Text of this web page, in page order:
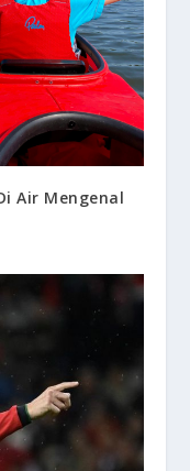
Air Mengenal